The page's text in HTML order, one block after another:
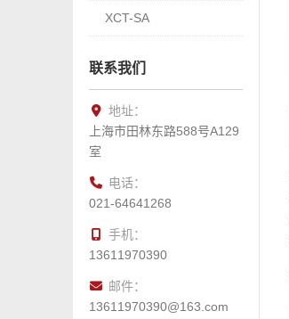
XCT-SA
联系我们
地址：
上海市田林东路588号A129
室
电话：
021-64641268
手机：
13611970390
邮件：
13611970390@163.com